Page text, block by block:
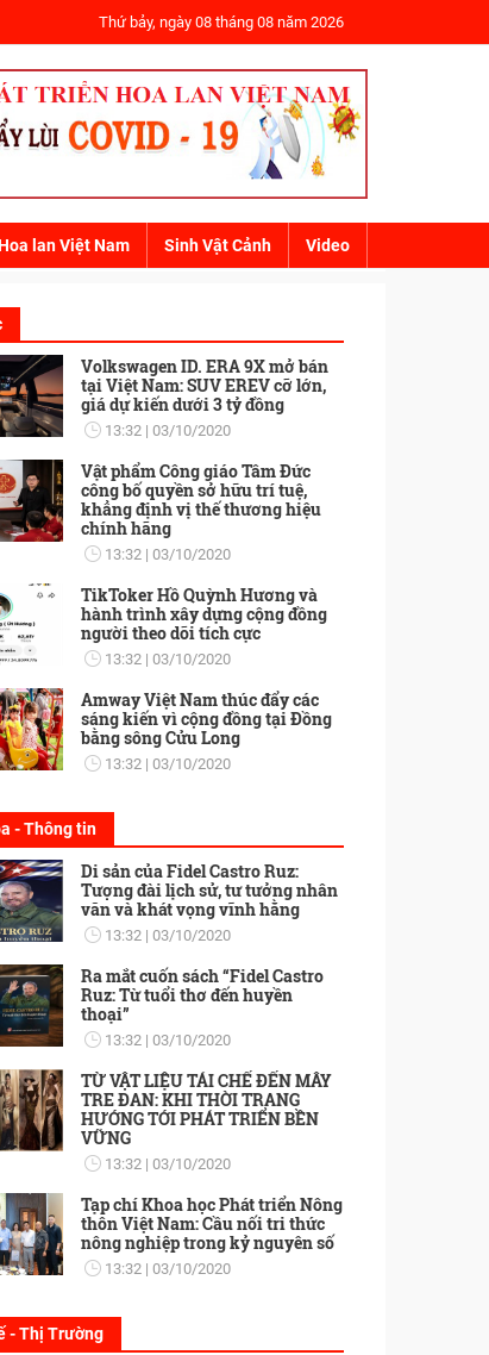
Thứ bảy, ngày 08 tháng 08 năm 2026
lan Việt Nam Sinh Vật Cảnh Video
Volkswagen ID. ERA 9X mở bán
tại Việt Nam: SUV EREV cỡ lớn,
giá dự kiến dưới 3 tỷ đồng
13:32 03/10/2020
Vật phẩm Công giáo Tâm Đức
công bố quyền sở hữu trí tuệ,
khẳng định vị thế thương hiệu
chính hãng
13:32 03/10/2020
TikToker Hồ Quỳnh Hương và
hành trình xây dựng cộng đồng
người theo dõi tích cực
13:32 03/10/2020
Amway Việt Nam thúc đẩy các
sáng kiến vì cộng đồng tại Đồng
bằng sông Cửu Long
13:32 03/10/2020
- Thông tin
Di sản của Fidel Castro Ruz:
Tượng đài lịch sử, tư tưởng nhân
văn và khát vọng vĩnh hằng
13:32 03/10/2020
Ra mắt cuốn sách “Fidel Castro
Ruz: Từ tuổi thơ đến huyền
thoại”
13:32 03/10/2020
TỪ VẬT LIỆU TÁI CHẾ ĐẾN MÂY
TRE ĐAN: KHI THỜI TRANG
HƯỚNG TỚI PHÁT TRIỂN BỀN
VỮNG
13:32 03/10/2020
Tạp chí Khoa học Phát triển Nông
thôn Việt Nam: Cầu nối tri thức
nông nghiệp trong kỷ nguyên số
13:32 03/10/2020
- Thị Trường